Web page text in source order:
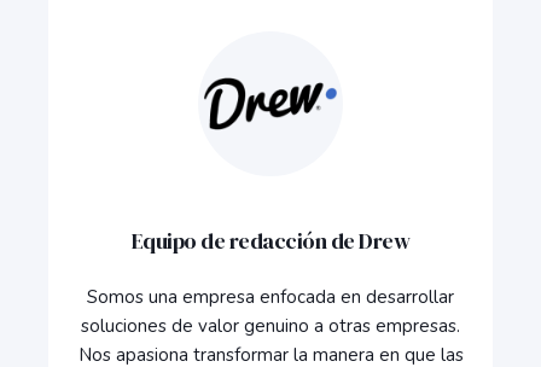
Equipo de redacción de Drew
Somos una empresa enfocada en desarrollar
soluciones de valor genuino a otras empresas.
Nos apasiona transformar la manera en que las